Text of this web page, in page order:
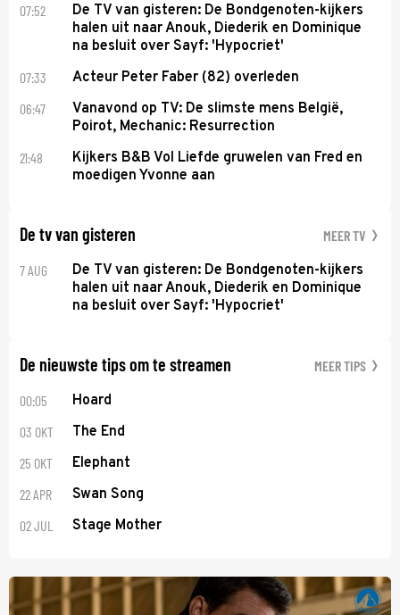
07:52
De TV van gisteren: De Bondgenoten-kijkers
halen uit naar Anouk, Diederik en Dominique
na besluit over Sayf: 'Hypocriet'
07:33 Acteur Peter Faber (82) overleden
06:47
Vanavond op TV: De slimste mens België,
Poirot, Mechanic: Resurrection
21:48
Kijkers B&B Vol Liefde gruwelen van Fred en
moedigen Yvonne aan
De tv van gisteren MEER TV
7 AUG
De TV van gisteren: De Bondgenoten-kijkers
halen uit naar Anouk, Diederik en Dominique
na besluit over Sayf: 'Hypocriet'
De nieuwste tips om te streamen MEER TIPS
00:05 Hoard
03 OKT The End
25 OKT Elephant
22 APR Swan Song
02 JUL Stage Mother